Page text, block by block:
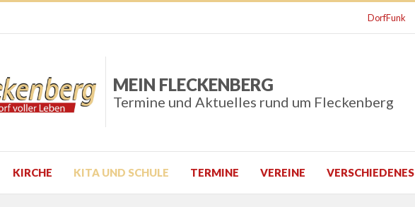
DorfFunk
MEIN FLECKENBERG
Termine und Aktuelles rund um Fleckenberg
KIRCHE KITA UND SCHULE TERMINE VEREINE VERSCHIEDENES